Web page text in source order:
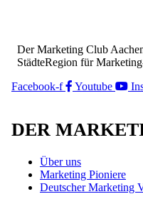
Der Marketing Club
StädteRegion für
Facebook-f
Youtube
DER
Über uns
Marketing Pioniere
Deutscher Marketing